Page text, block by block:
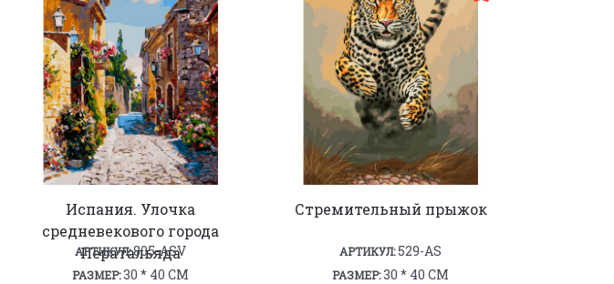
Испания. Улочка
средневекового города
Ператальяда
АРТИКУЛ:805-ASV
РАЗМЕР:30 * 40 СМ
Стремительный прыжок
АРТИКУЛ:529-AS
РАЗМЕР:30 * 40 СМ